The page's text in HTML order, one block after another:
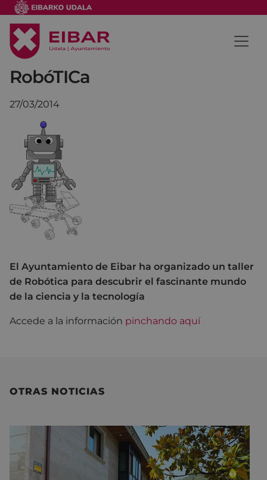
RobóTICa
27/03/2014
El Ayuntamiento de Eibar ha organizado un taller
de Robótica para descubrir el fascinante mundo
de la ciencia y la tecnología
Accede a la información pinchando aquí
OTRAS NOTICIAS